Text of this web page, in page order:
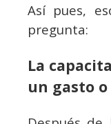
Así pues,
pregunta:
La
un gasto